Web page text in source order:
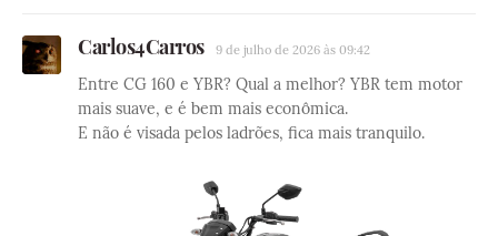
Carlos4Carros 9 de julho de 2026 às 09:42
Entre CG 160 e YBR? Qual a melhor? YBR tem motor
mais suave, e é bem mais econômica.
E não é visada pelos ladrões, fica mais tranquilo.